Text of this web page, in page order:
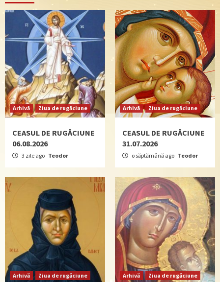
Arhivă Ziua de rugăciune
CEASUL DE RUGĂCIUNE
06.08.2026
3 zile ago Teodor
Arhivă Ziua de rugăciune
CEASUL DE RUGĂCIUNE
31.07.2026
o săptămână ago Teodor
Arhivă Ziua de rugăciune Arhivă Ziua de rugăciune